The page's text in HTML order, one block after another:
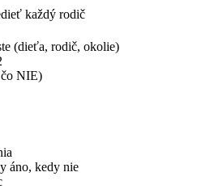
každý rodič
(dieťa, rodič, okolie)
čo NIE)
áno, kedy nie